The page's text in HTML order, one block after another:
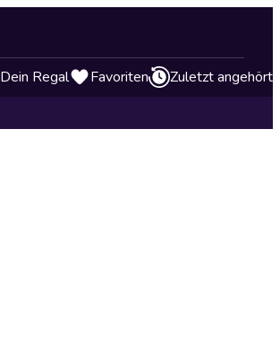
Dein Regal Favoriten Zuletzt angehört